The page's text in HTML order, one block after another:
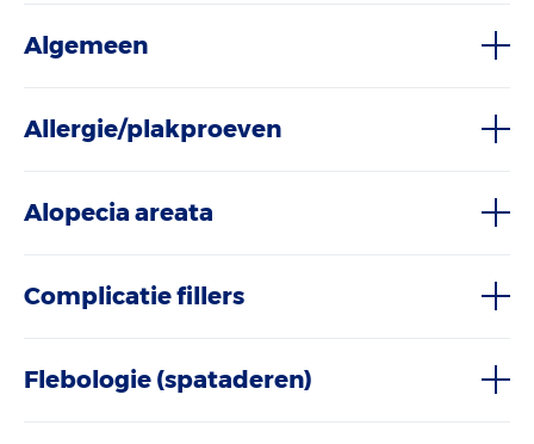
Algemeen
Allergie/plakproeven
Alopecia areata
Complicatie fillers
Flebologie (spataderen)